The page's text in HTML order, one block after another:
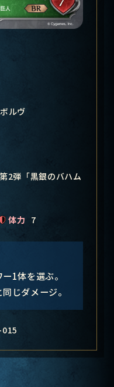
ルヴ
2弾「黒銀のバハム
体力 7
1体を選ぶ。
じダメージ。